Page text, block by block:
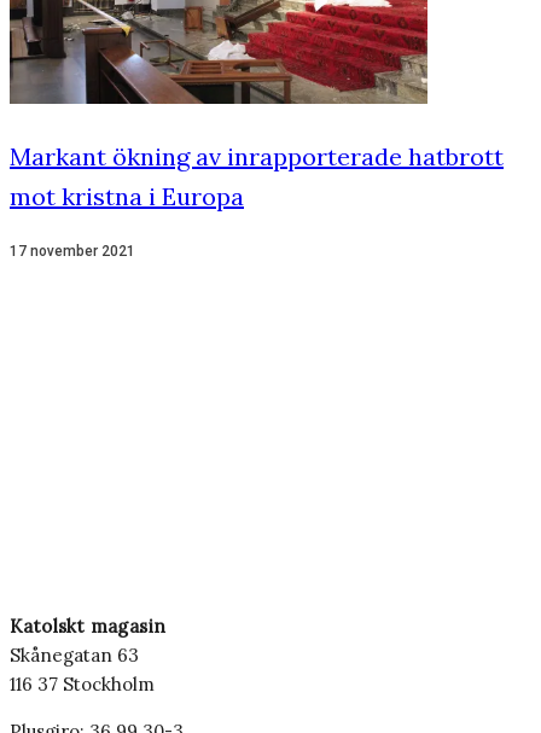
Markant ökning av inrapporterade hatbrott
mot kristna i Europa
17 november 2021
Katolskt magasin
Skånegatan 63
116 37 Stockholm